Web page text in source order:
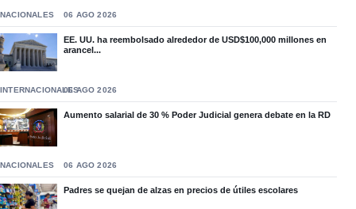
NACIONALES 06 AGO 2026
EE. UU. ha reembolsado alrededor de USD$100,000 millones en
arancel...
INTERNACIONALES06 AGO 2026
Aumento salarial de 30 % Poder Judicial genera debate en la RD
NACIONALES 06 AGO 2026
Padres se quejan de alzas en precios de útiles escolares